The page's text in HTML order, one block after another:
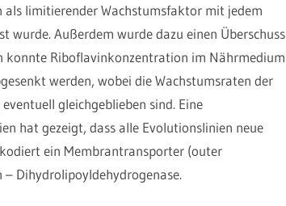
limitierender Wachstumsfaktor mit jedem
Außerdem wurde dazu einen Überschuss
Riboflavinkonzentration im Nährmedium
werden, wobei die Wachstumsraten der
gleichgeblieben sind. Eine
hat gezeigt, dass alle Evolutionslinien neue
ein Membrantransporter (outer
Dihydrolipoyldehydrogenase.